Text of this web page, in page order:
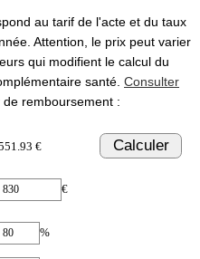
au tarif de l'acte et du taux
Attention, le prix peut varier
qui modifient le calcul du
santé. Consulter
remboursement :
€ Calculer
€
%